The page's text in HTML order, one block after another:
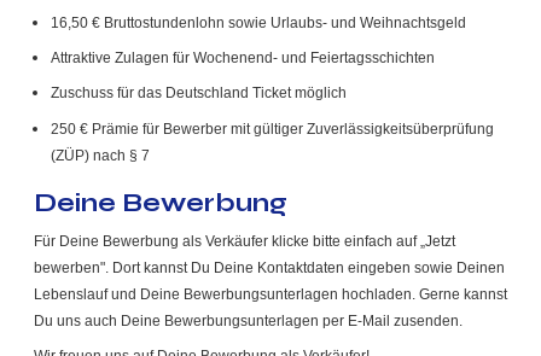
16,50 € Bruttostundenlohn sowie Urlaubs- und Weihnachtsgeld
Attraktive Zulagen für Wochenend- und Feiertagsschichten
Zuschuss für das Deutschland Ticket möglich
250 € Prämie für Bewerber mit gültiger Zuverlässigkeitsüberprüfung
(ZÜP) nach § 7
Deine Bewerbung
Für Deine Bewerbung als Verkäufer klicke bitte einfach auf „Jetzt
bewerben". Dort kannst Du Deine Kontaktdaten eingeben sowie Deinen
Lebenslauf und Deine Bewerbungsunterlagen hochladen. Gerne kannst
Du uns auch Deine Bewerbungsunterlagen per E-Mail zusenden.